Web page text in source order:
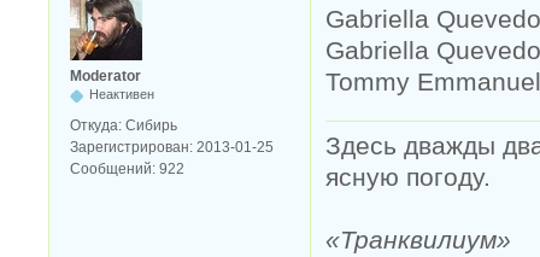
Moderator
Неактивен
Откуда: Сибирь
Зарегистрирован: 2013-01-25
Сообщений: 922
Gabriella
Gabriella
Tommy
Здесь дважды
ясную погоду.
«Транквилиум»